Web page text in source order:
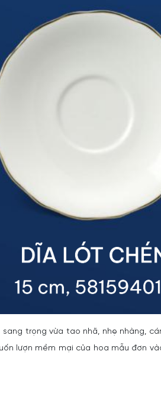
trọng vừa tao nhã, nhẹ nhàng,
lượn mềm mại của hoa mẫu đơn